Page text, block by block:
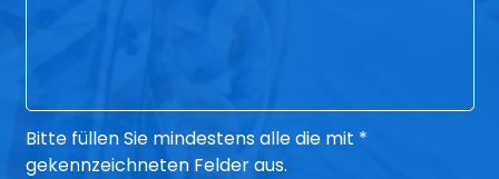
Bitte füllen Sie mindestens alle die mit *
gekennzeichneten Felder aus.